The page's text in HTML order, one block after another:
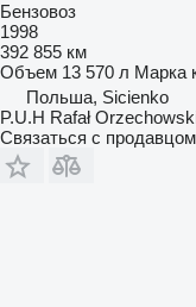
Бензовоз
1998
392 855 км
Объем 13 570 л Марка
Польша, Sicienko
P.U.H Rafał
Связаться с продавцом